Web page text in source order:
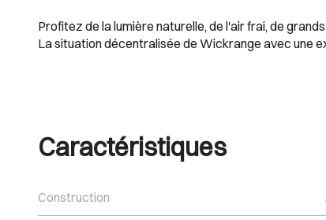
Profitez de la lumière naturelle, de l'air frai, de
La situation décentralisée de Wickrange avec une
Caractéristiques
Construction